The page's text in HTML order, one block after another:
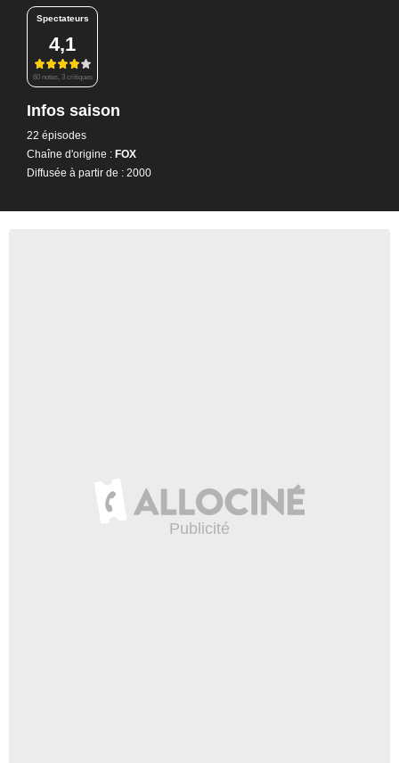
Spectateurs
4,1
60 notes, 3 critiques
Infos saison
22 épisodes
Chaîne d'origine : FOX
Diffusée à partir de : 2000